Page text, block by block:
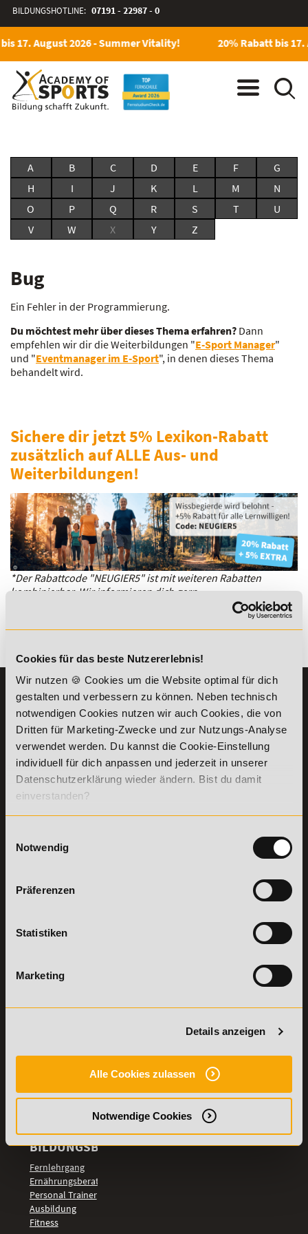
Cookies für das beste Nutzererlebnis!
Wir nutzen 🍪 Cookies um die Website optimal für dich
gestalten und verbessern zu können. Neben technisch
notwendigen Cookies nutzen wir auch Cookies, die von
Dritten für Marketing-Zwecke und zur Nutzungs-Analyse
verwendet werden. Du kannst die Cookie-Einstellung
individuell für dich anpassen und jederzeit in unserer
Datenschutzerklärung wieder ändern. Bist du damit
einverstanden?
Notwendig
Präferenzen
Statistiken
Marketing
Details anzeigen
Alle Cookies zulassen
Notwendige Cookies
BILDUNGSHOTLINE: 07191 - 22987 - 0
17. August 2026 - Summer Vitality! 20% Rabatt bis
A B C D E F
G
H
I J K L M
N
O
P Q R S T
U
V
W X Y Z
Bug
Ein Fehler in der Programmierung.
Du möchtest mehr über dieses Thema erfahren? Dann
empfehlen wir dir die Weiterbildungen "E-Sport Manager"
und "Eventmanager im E-Sport", in denen dieses Thema
behandelt wird.
Sichere dir jetzt 5% Lexikon-Rabatt
zusätzlich auf ALLE Aus- und
Weiterbildungen!
*Der Rabattcode "NEUGIER5" ist mit weiteren Rabatten
kombinierbar. Wir informieren dich gern.
KONTAKT
07191-22987-0
WhatsApp:
+49 (0) 7191 9513201
Academy of Sports GmbH
Willy-Brandt-Platz 2
71522Backnang
Fax:+49 (0) 7191 - 229 87 – 99
Freitag: 8:00 - 17:00 Uhr
INFORMATIONEN
Die Academy
Lehr- und
Lernmethoden
PreisFAIRsprechen
Online Campus
Bildungsgutschein
Bring a Friend
Partnerprogramm
Stellenangebote
und B-Lizenz
Ernährungsberater
Personal Trainer
Personal Coach
Mentaltrainer
Motivationstrainer
BILDUNGSBEREICHE
Fernlehrgang
Ernährungsberater
Personal Trainer
Ausbildung
Fitness